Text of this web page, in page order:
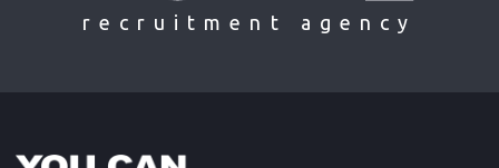
recruitment agency